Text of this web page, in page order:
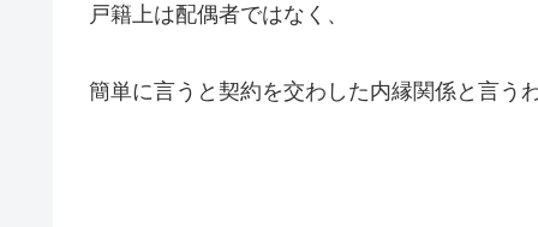
戸籍上は配偶者ではなく、
簡単に言うと契約を交わした内縁関係と言う